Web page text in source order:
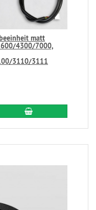
matt
4300/7000,
3110/3111